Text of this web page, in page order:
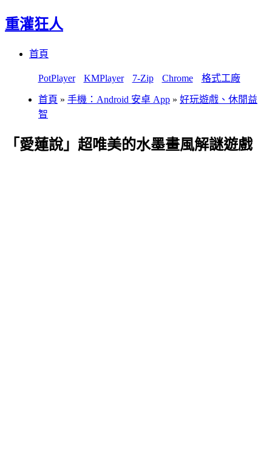
重灌狂人
首頁
PotPlayer KMPlayer 7-Zip Chrome 格式工廠
首頁 » 手機：Android 安卓 App » 好玩遊戲、休閒益
智
「愛蓮說」超唯美的水墨畫風解謎遊戲